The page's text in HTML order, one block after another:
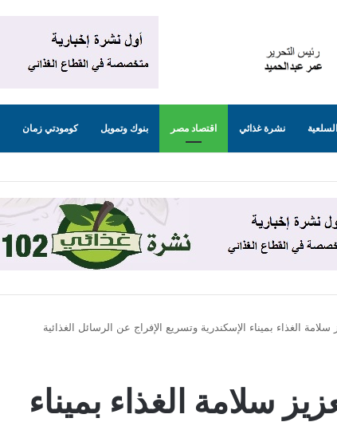
نشرة غذائي اقتصاد مصر بنوك وتمويل كومودتي زمان
سلامة الغذاء بميناء الإسكندرية وتسريع الإفراج عن الرسائل الغذائية
سلامة الغذاء بميناء